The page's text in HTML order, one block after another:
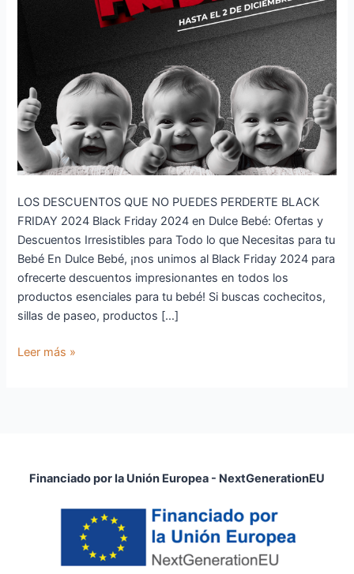
LOS DESCUENTOS QUE NO PUEDES PERDERTE BLACK
FRIDAY 2024 Black Friday 2024 en Dulce Bebé: Ofertas y
Descuentos Irresistibles para Todo lo que Necesitas para tu
Bebé En Dulce Bebé, ¡nos unimos al Black Friday 2024 para
ofrecerte descuentos impresionantes en todos los
productos esenciales para tu bebé! Si buscas cochecitos,
sillas de paseo, productos […]
Leer más »
Financiado por la Unión Europea - NextGenerationEU